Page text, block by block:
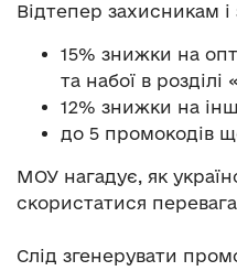
Відтепер захисникам
15% знижки на
та набої в
12% знижки на
до 5 промокодів
МОУ нагадує, як
скористатися
Слід згенерувати